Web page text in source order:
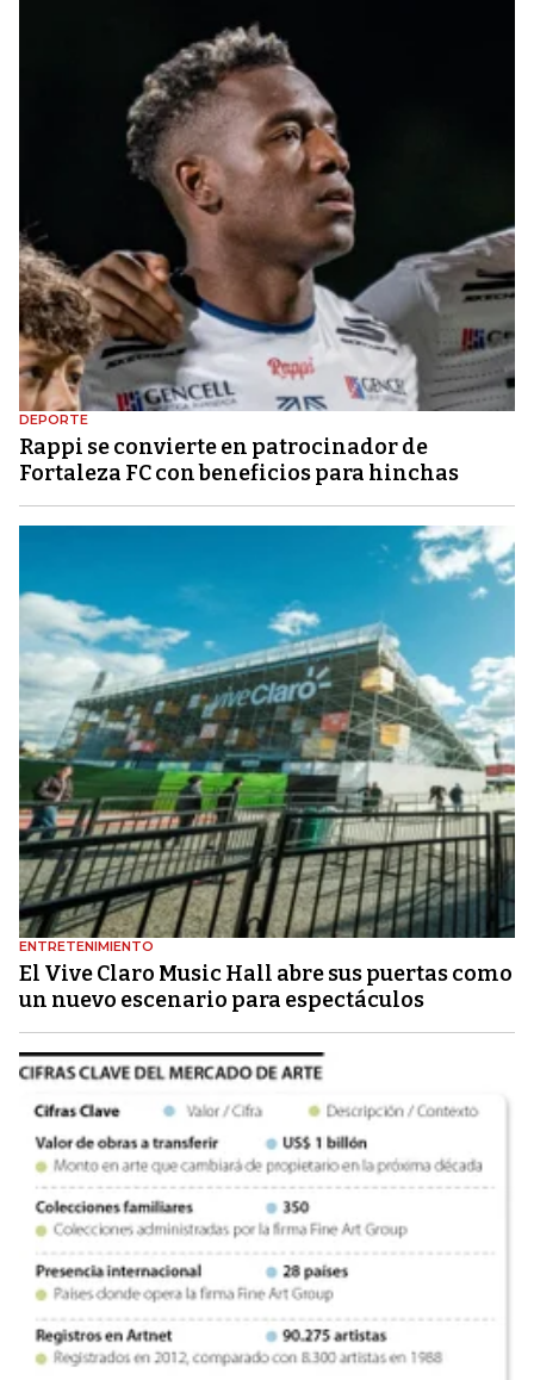
DEPORTE
Rappi se convierte en patrocinador de
Fortaleza FC con beneficios para hinchas
ENTRETENIMIENTO
El Vive Claro Music Hall abre sus puertas como
un nuevo escenario para espectáculos